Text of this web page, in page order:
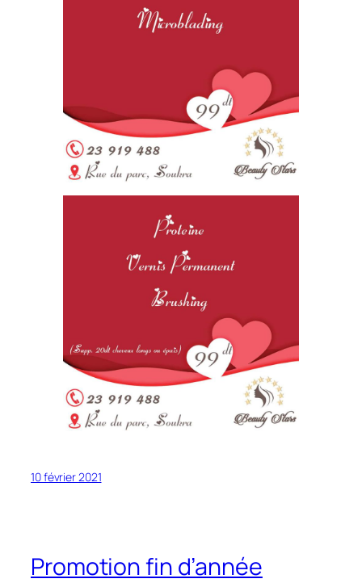
10 février 2021
Promotion fin d’année